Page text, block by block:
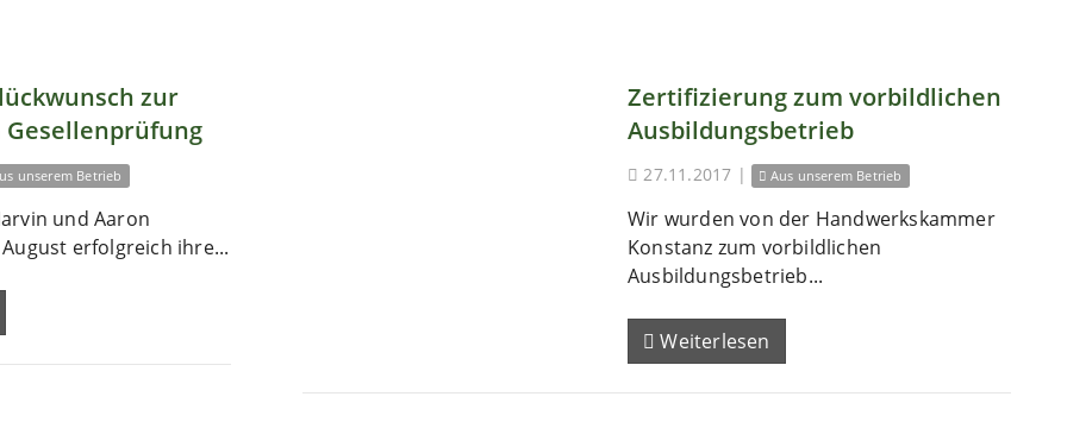
zur
unserem Betrieb
und Aaron
erfolgreich ihre...
Zertifizierung zum vorbildlichen
Ausbildungsbetrieb
27.11.2017 | Aus unserem Betrieb
Wir wurden von der Handwerkskammer
Konstanz zum vorbildlichen
Ausbildungsbetrieb...
Weiterlesen